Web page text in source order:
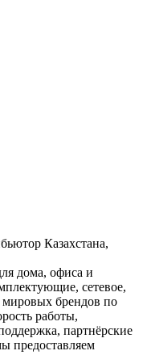
Казахстана,
дома, офиса и
сетевое,
мировых брендов по
работы,
партнëрские
предоставляем